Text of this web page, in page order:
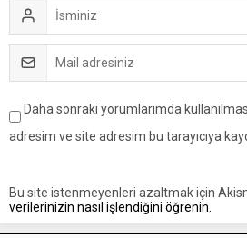
Daha sonraki yorumlarımda
adresim ve site adresim bu tarayıcıya
Bu site istenmeyenleri azaltmak için
verilerinizin nasıl işlendiğini öğrenin.